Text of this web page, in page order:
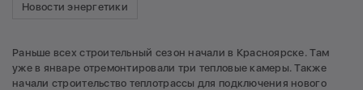
Новости энергетики
Раньше всех строительный сезон начали в Красноярске. Там
уже в январе отремонтировали три тепловые камеры. Также
начали строительство теплотрассы для подключения нового